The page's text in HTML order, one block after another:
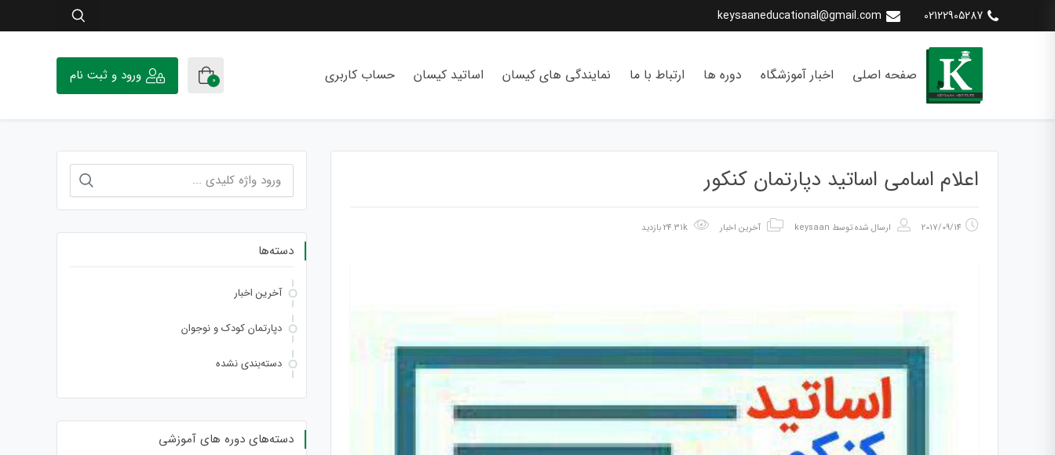
02122905287
keysaaneducational@gmail.com
صفحه اصلی اخبار آموزشگاه دوره ها ارتباط با ما نمایندگی های کیسان اساتید کیسان حساب کاربری 0 ورود و ثبت نام
اعلام اسامی اساتید دپارتمان کنکور
2017/09/14 ارسال شده توسط keysaan آخرین اخبار
برای:
دسته‌ها
آخرین اخبار
دپارتمان کودک و نوجوان
دسته‌بندی نشده
دسته‌های دوره های آموزشی